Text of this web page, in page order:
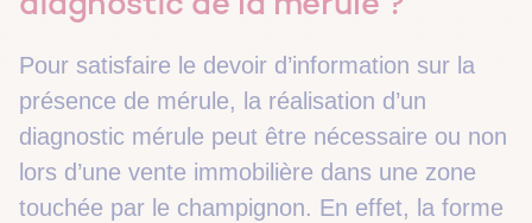
Pour satisfaire le devoir d’information sur la
présence de mérule, la réalisation d’un
diagnostic mérule peut être nécessaire ou non
lors d’une vente immobilière dans une zone
touchée par le champignon. En effet, la forme